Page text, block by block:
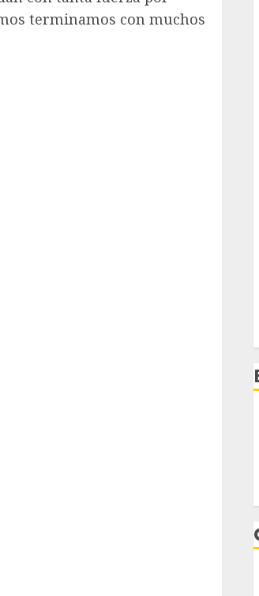
terminamos con muchos